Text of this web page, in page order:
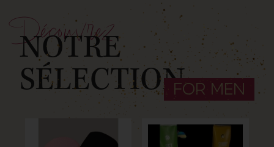
Découvrez
NOTRE
SÉLECTIONFOR MEN